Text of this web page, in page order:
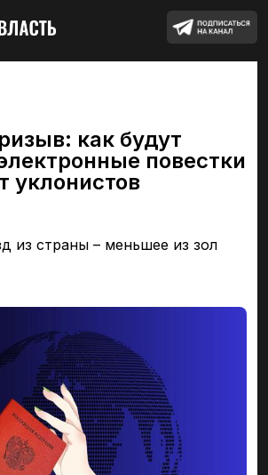
как будут
повестки
уклонистов
из страны – меньшее из зол